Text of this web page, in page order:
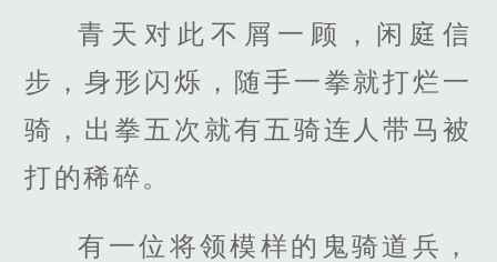
青天对此不屑一顾，闲庭信
步，身形闪烁，随手一拳就打烂一
骑，出拳五次就有五骑连人带马被
打的稀碎。
有一位将领模样的鬼骑道兵，